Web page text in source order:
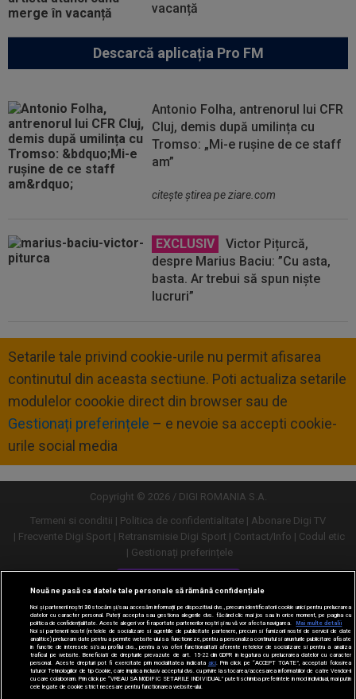
vacanță
Descarcă aplicația Pro FM
Antonio Folha, antrenorul lui CFR
Cluj, demis după umilința cu
Tromso: „Mi-e rușine de ce staff
am”
citeşte ştirea pe ziare.com
EXCLUSIV
Victor Pițurcă,
despre Marius Baciu: ”Cu asta,
basta. Ar trebui să spun niște
lucruri”
Setarile tale privind cookie-urile nu permit afisarea
continutul din aceasta sectiune. Poti actualiza setarile
modulelor coookie direct din browser sau de
Gestionați preferințele – e nevoie sa accepti cookie-
urile social media
Copyright © 2026 / DIGI ROMANIA S.A.
Termeni si conditii
Politica de confidentialitate
Abonare Digi TV
Frecvente Digi Sport
Retransmisie Digi Sport Contact/Info
Codul etic
Gestionați preferințele
Versiune desktop
Nouă ne pasă ca datele tale personale să rămână confidențiale
Noi și partenerii noștri30stocăm și/sau accesăm informații pe dispozitivul dvs., precum identificatorii cookie unici pentru prelucrarea
datelor cu caracter personal. Puteți accepta sau gestiona alegerile dvs. făcând clic mai jos sau în orice moment, pe pagina cu
politica de confidențialitate. Aceste alegeri vor fi raportate partenerilor noștri și nu vă vor afecta navigarea.
Mai multe detalii
Noi si partenerii nostri (retelele de socializare si agentiile de publicitate partenere, precum si furnizorii nostri de servicii de date
analitice) prelucram date pentru a permite website-ului sa functioneze, pentru a personaliza continutul si anunturile publicitare afisate
in functie de interesele si/sau profilul dvs., pentru a va oferi functionalitati aferente retelelor de socializare si pentru a analiza
traficul pe website. Beneficiati de drepturile prevazute de art. 15-22 din GDPR in legatura cu prelucrarea datelor cu caracter
personal. Aceste drepturi pot fi exercitate prin modalitatea indicata aici. Prin click pe “ACCEPT TOATE”, acceptati folosirea
tuturor Tehnologiilor de tip Cookie, care implica inclusiv acceptul dvs. cu privire la stocarea/accesarea informatiilor de catre Vendor-ii
cu care colaboram. Prin click pe “VREAU SA MODIFIC SETARILE INDIVIDUAL” puteti schimba preferintele in mod individual, mai putin
cele legate de cookie strict necesare pentru functionarea website-ului.